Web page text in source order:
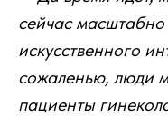
сейчас
искусственного
сожаленью, люди
пациенты